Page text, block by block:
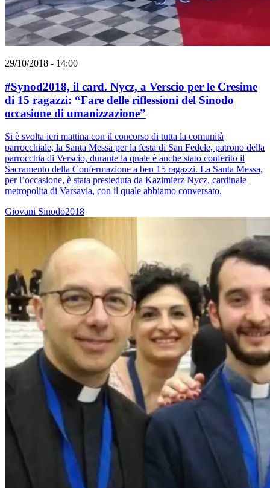
29/10/2018 - 14:00
#Synod2018, il card. Nycz, a Verscio per le Cresime
di 15 ragazzi: “Fare delle riflessioni del Sinodo
occasione di umanizzazione”
Si è svolta ieri mattina con il concorso di tutta la comunità
parrocchiale, la Santa Messa per la festa di San Fedele, patrono della
parrocchia di Verscio, durante la quale è anche stato conferito il
Sacramento della Confermazione a ben 15 ragazzi. La Santa Messa,
per l’occasione, è stata presieduta da Kazimierz Nycz, cardinale
metropolita di Varsavia, con il quale abbiamo conversato.
Giovani Sinodo2018